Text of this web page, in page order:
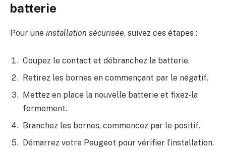
batterie
Pour une installation sécurisée, suivez ces étapes :
Coupez le contact et débranchez la batterie.
Retirez les bornes en commençant par le négatif.
Mettez en place la nouvelle batterie et fixez-la
fermement.
Branchez les bornes, commencez par le positif.
Démarrez votre Peugeot pour vérifier l’installation.